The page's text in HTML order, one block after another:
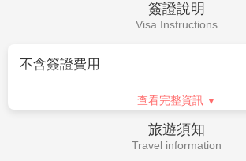
團體機位無法延長住宿天數、更改行程內
及飯店的入住順序將依房況而可能
法指定，請以當團行前說明會資料為準。
峇里島飯店皆為全程保證住房，一經訂房確認
費，若途中取消，飯店將可能沒收全額房費，
：房間小費／行李小費／車
份證者需附戶口名簿或戶口謄本正本、未除役
20歲須附父母同意書)
●各種私人消費：電話費、洗衣費、行李超重
簽證說明
Visa Instructions
不含簽證費用
查看完整資訊
旅遊須知
Travel information